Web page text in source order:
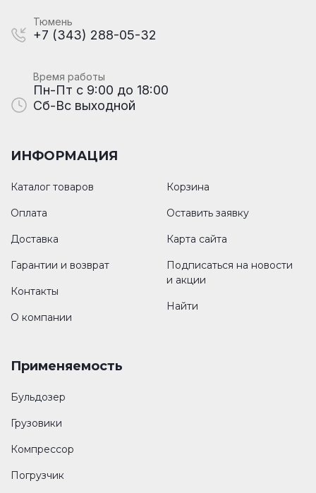
Тюмень
+7 (343) 288-05-32
Время работы
Пн-Пт с 9:00 до 18:00
Сб-Вс выходной
ИНФОРМАЦИЯ
Каталог товаров
Оплата
Доставка
Гарантии и возврат
Контакты
О компании
Корзина
Оставить заявку
Карта сайта
Подписаться на новости
и акции
Найти
Применяемость
Бульдозер
Грузовики
Компрессор
Погрузчик